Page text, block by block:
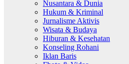
Nusantara & Dunia
Hukum & Kriminal
Jurnalisme Aktivis
Wisata & Budaya
Hiburan & Kesehatan
Konseling Rohani
Iklan Baris